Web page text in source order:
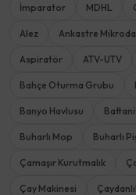
İmparator MDHL
Alez Ankastre
Aspiratör ATV-UTV
Bahçe Oturma Grubu
Banyo Havlusu
Buharlı Mop Buharlı
Çamaşır Kurutmalık
Çay Makinesi